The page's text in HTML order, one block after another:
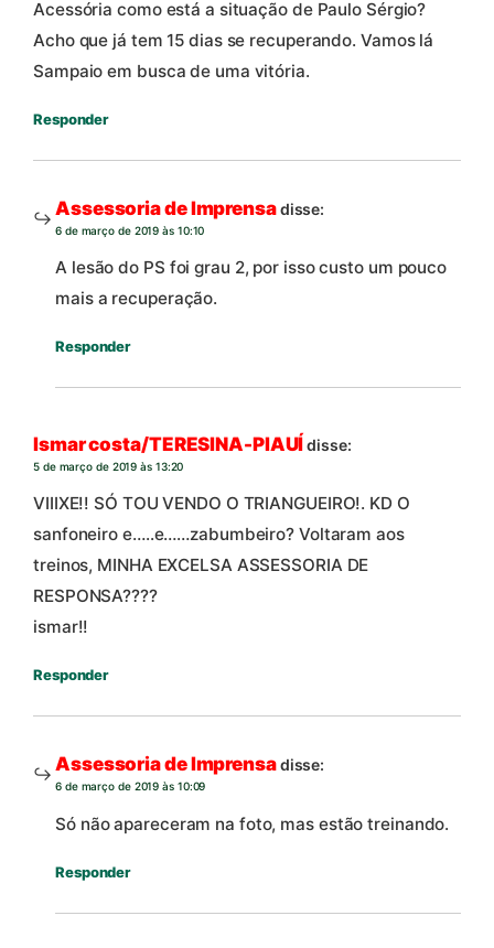
Acessória como está a situação de Paulo Sérgio?
Acho que já tem 15 dias se recuperando. Vamos lá
Sampaio em busca de uma vitória.
Responder
Assessoria de Imprensadisse:
6 de março de 2019 às 10:10
A lesão do PS foi grau 2, por isso custo um pouco
mais a recuperação.
Responder
Ismar costa/TERESINA-PIAUÍdisse:
5 de março de 2019 às 13:20
VIIIXE!! SÓ TOU VENDO O TRIANGUEIRO!. KD O
sanfoneiro e…..e……zabumbeiro? Voltaram aos
treinos, MINHA EXCELSA ASSESSORIA DE
RESPONSA????
ismar!!
Responder
Assessoria de Imprensadisse:
6 de março de 2019 às 10:09
Só não apareceram na foto, mas estão treinando.
Responder